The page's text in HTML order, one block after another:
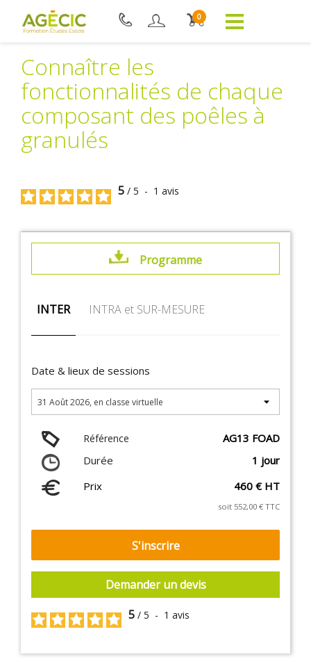
0
Connaître les
fonctionnalités de chaque
composant des poêles à
granulés
5 / 5 - 1 avis
Programme
INTER INTRA et SUR-MESURE
Date & lieux de sessions
Référence
AG13 FOAD
Durée
1 jour
Prix
460 € HT
soit 552,00 € TTC
S'inscrire
Demander un devis
5 / 5 - 1 avis